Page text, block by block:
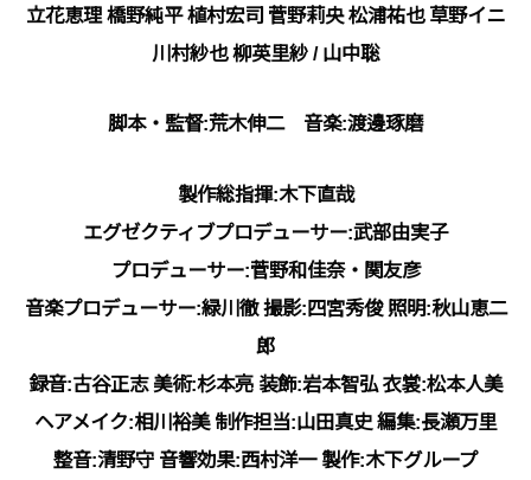
立花恵理 橋野純平 植村宏司 菅野莉央 松浦祐也 草野イニ
川村紗也 柳英里紗 / 山中聡
脚本・監督:荒木伸二 音楽:渡邊琢磨
製作総指揮:木下直哉
エグゼクティブプロデューサー:武部由実子
プロデューサー:菅野和佳奈・関友彦
音楽プロデューサー:緑川徹 撮影:四宮秀俊 照明:秋山恵二
郎
録音:古谷正志 美術:杉本亮 装飾:岩本智弘 衣裳:松本人美
ヘアメイク:相川裕美 制作担当:山田真史 編集:⻑瀬万里
整音:清野守 音響効果:⻄村洋一 製作:木下グループ